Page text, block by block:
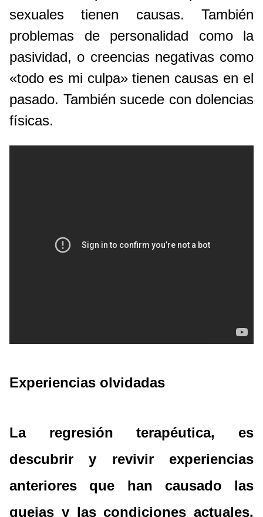
sexuales tienen causas. También
problemas de personalidad como la
pasividad, o creencias negativas como
«todo es mi culpa» tienen causas en el
pasado. También sucede con dolencias
físicas.
Experiencias olvidadas
La regresiónterapéutica, es
descubrir y revivir experiencias
anteriores que han causado las
quejas y las condiciones actuales.